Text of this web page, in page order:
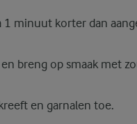
1 minuut korter dan
en breng op smaak met
en garnalen toe.